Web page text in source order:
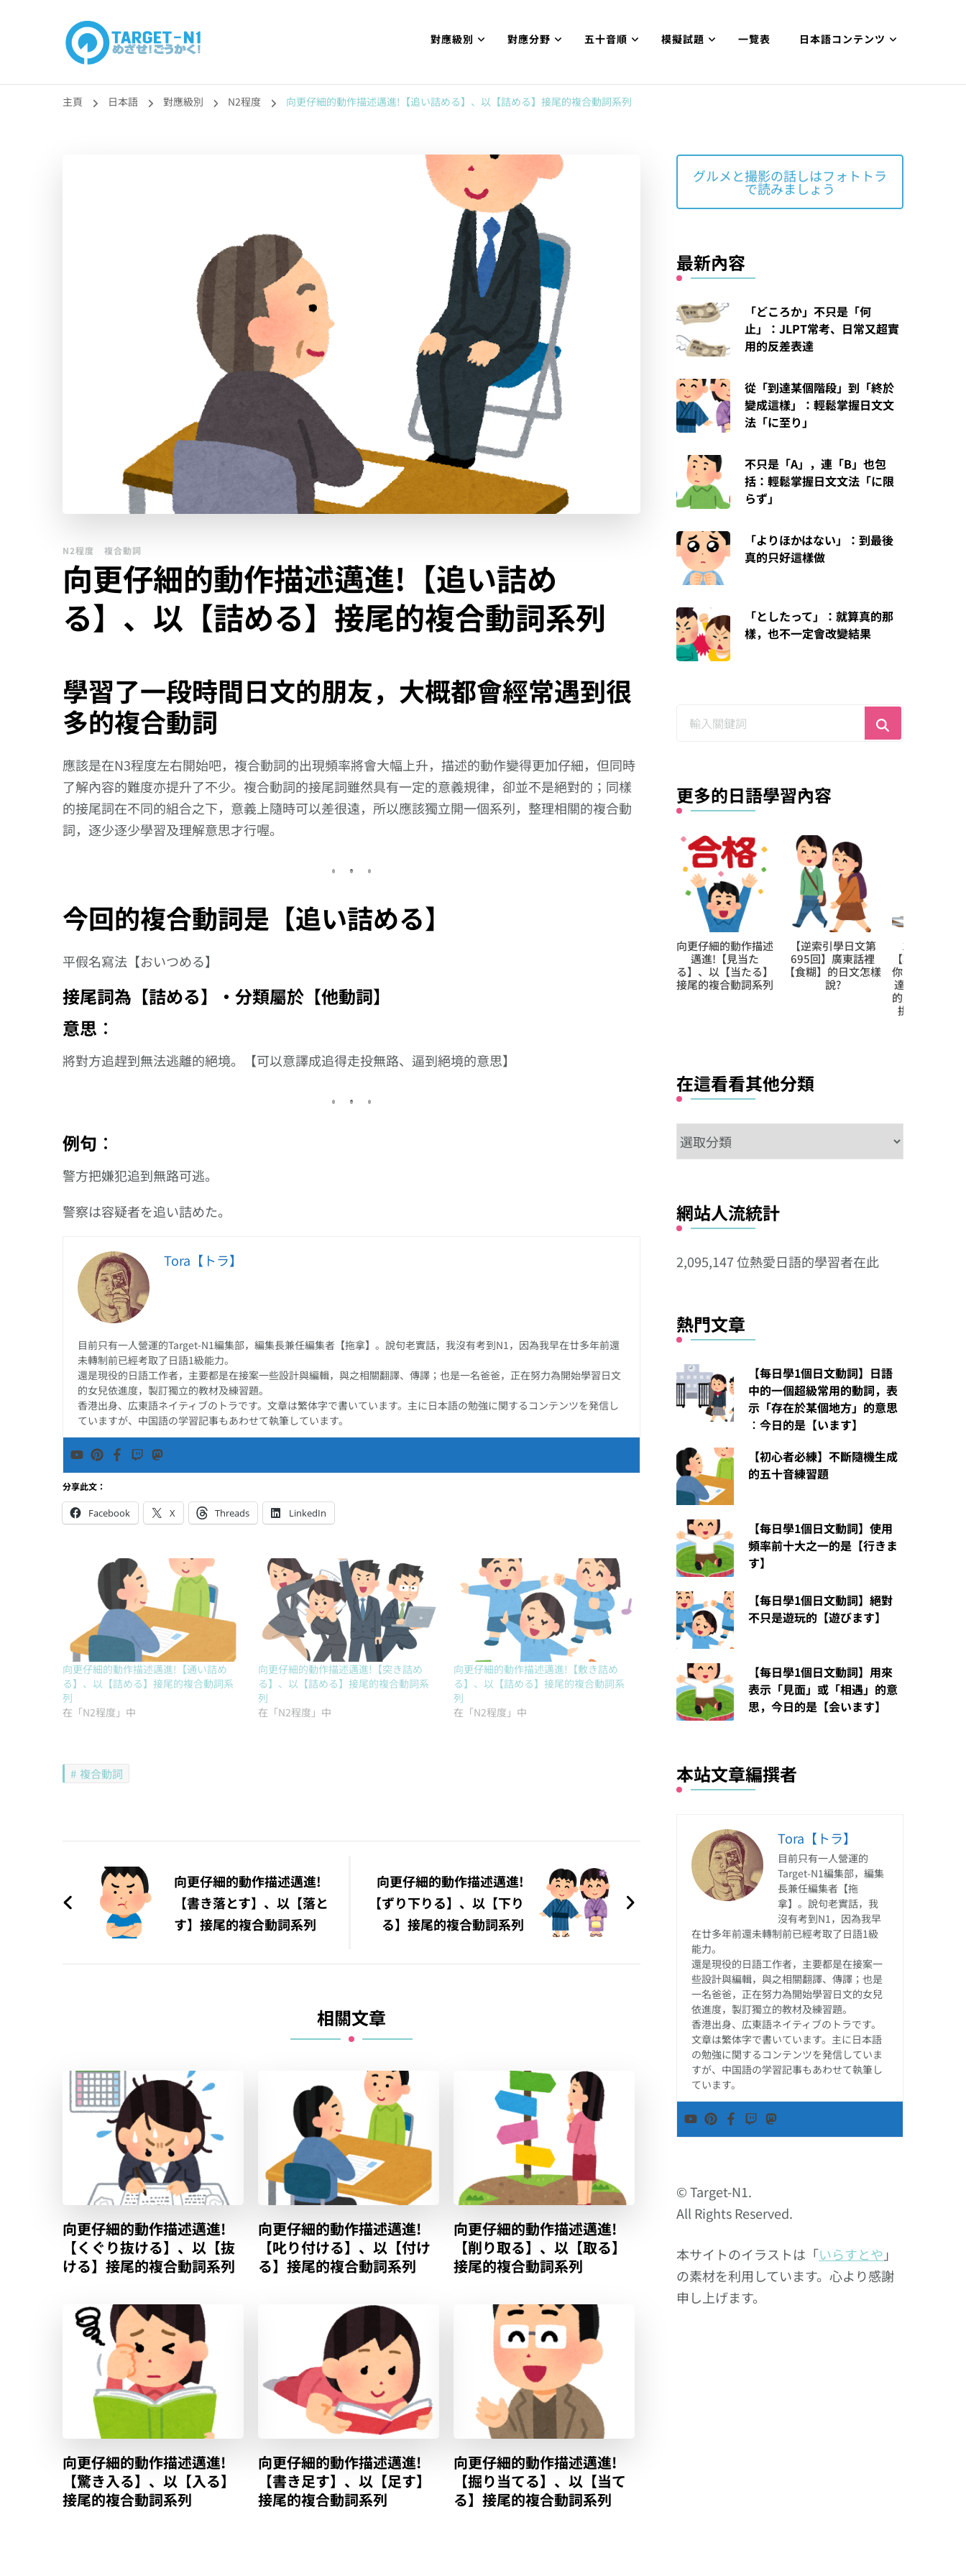
目標!!日本語能力試N1合格
對應級別 對應分野 五十音順 模擬試題 一覽表 日本語コンテンツ
主頁 日本語 對應級別 N2程度 向更仔細的動作描述邁進!【追い詰める】、以【詰める】接尾的複合動詞系列
N2程度 複合動詞
向更仔細的動作描述邁進!【追い詰め
る】、以【詰める】接尾的複合動詞系列
學習了一段時間日文的朋友，大概都會經常遇到很
多的複合動詞
應該是在N3程度左右開始吧，複合動詞的出現頻率將會大幅上升，描述的動作變得更加仔細，但同時
了解內容的難度亦提升了不少。複合動詞的接尾詞雖然具有一定的意義規律，卻並不是絕對的；同樣
的接尾詞在不同的組合之下，意義上隨時可以差很遠，所以應該獨立開一個系列，整理相關的複合動
詞，逐少逐少學習及理解意思才行喔。
今回的複合動詞是【追い詰める】
平假名寫法【おいつめる】
接尾詞為【詰める】‧分類屬於【他動詞】
意思︰
將對方追趕到無法逃離的絕境。【可以意譯成追得走投無路、逼到絕境的意思】
例句︰
警方把嫌犯追到無路可逃。
警察は容疑者を追い詰めた。
Tora【トラ】
目前只有一人營運的Target-N1編集部，編集長兼任編集者【拖拿】。說句老實話，我沒有考到N1，因為我早在廿多年前還
未轉制前已經考取了日語1級能力。
還是現役的日語工作者，主要都是在接案一些設計與編輯，與之相關翻譯、傳譯；也是一名爸爸，正在努力為開始學習日文
的女兒依進度，製訂獨立的教材及練習題。
香港出身、広東語ネイティブのトラです。文章は繁体字で書いています。主に日本語の勉強に関するコンテンツを発信し
ていますが、中国語の学習記事もあわせて執筆しています。
分享此文：
Facebook X Threads LinkedIn
向更仔細的動作描述邁進!【通い詰め
る】、以【詰める】接尾的複合動詞系
列
在「N2程度」中
向更仔細的動作描述邁進!【突き詰め
る】、以【詰める】接尾的複合動詞系
列
在「N2程度」中
向更仔細的動作描述邁進!【敷き詰め
る】、以【詰める】接尾的複合動詞系
列
在「N2程度」中
複合動詞
章
導
向更仔細的動作描述邁進!
【書き落とす】、以【落と
す】接尾的複合動詞系列
向更仔細的動作描述邁進!
【ずり下りる】、以【下り
る】接尾的複合動詞系列
相關文章
向更仔細的動作描述邁進!
【くぐり抜ける】、以【抜
ける】接尾的複合動詞系列
向更仔細的動作描述邁進!
【叱り付ける】、以【付け
る】接尾的複合動詞系列
向更仔細的動作描述邁進!
【削り取る】、以【取る】
接尾的複合動詞系列
向更仔細的動作描述邁進!
【驚き入る】、以【入る】
接尾的複合動詞系列
向更仔細的動作描述邁進!
【書き足す】、以【足す】
接尾的複合動詞系列
向更仔細的動作描述邁進!
【掘り当てる】、以【当て
る】接尾的複合動詞系列
グルメと撮影の話しはフォトトラ
で読みましょう
最新內容
「どころか」不只是「何
止」：JLPT常考、日常又超實
用的反差表達
從「到達某個階段」到「終於
變成這樣」：輕鬆掌握日文文
法「に至り」
不只是「A」，連「B」也包
括：輕鬆掌握日文文法「に限
らず」
「よりほかはない」：到最後
真的只好這樣做
「としたって」：就算真的那
樣，也不一定會改變結果
更多的日語學習內容
1日學5個日文的
【難讀漢字】，很快
你的語彙量就是高手
達人級別!! 第107日
【逆索引學日文第
125回】廣東話裡
【出賣】的日文怎樣
說?
向更仔細的動
邁進!【受け
る】、以【止
接尾的複合動
在這看看其他分類
在
這
其
分
網站人流統計
2,095,147 位熱愛日語的學習者在此
熱門文章
【每日學1個日文動詞】日語
中的一個超級常用的動詞，表
示「存在於某個地方」的意思
︰今日的是【います】
【初心者必練】不斷隨機生成
的五十音練習題
【每日學1個日文動詞】使用
頻率前十大之一的是【行きま
す】
【每日學1個日文動詞】絕對
不只是遊玩的【遊びます】
【每日學1個日文動詞】用來
表示「見面」或「相遇」的意
思，今日的是【会います】
本站文章編撰者
Tora【トラ】
目前只有一人營運的
Target-N1編集部，編集
長兼任編集者【拖
拿】。說句老實話，我
沒有考到N1，因為我早
在廿多年前還未轉制前已經考取了日語1級
能力。
還是現役的日語工作者，主要都是在接案一
些設計與編輯，與之相關翻譯、傳譯；也是
一名爸爸，正在努力為開始學習日文的女兒
依進度，製訂獨立的教材及練習題。
香港出身、広東語ネイティブのトラです。
文章は繁体字で書いています。主に日本語
の勉強に関するコンテンツを発信していま
すが、中国語の学習記事もあわせて執筆し
ています。
© Target-N1.
All Rights Reserved.
本サイトのイラストは「いらすとや 」
の素材を利用しています。心より感謝
申し上げます。